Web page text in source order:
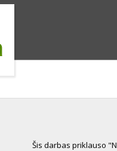
Šis darbas priklauso